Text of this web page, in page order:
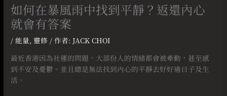
如何在暴風雨中找到平靜？返還內心
就會有答案
/ 能量,靈修 / 作者: JACK CHOI
最近香港因為社運的問題，大部份人的情緒都會被牽動，甚至感
到不安及憂鬱。並且總是無法找到內心的平靜去好好過日子及生
活。